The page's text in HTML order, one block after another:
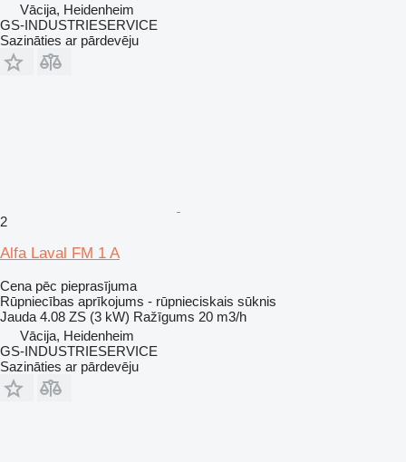
Vācija, Heidenheim
GS-INDUSTRIESERVICE
Sazināties ar pārdevēju
2
Alfa Laval FM 1 A
Cena pēc pieprasījuma
Rūpniecības aprīkojums - rūpnieciskais sūknis
Jauda 4.08 ZS (3 kW) Ražīgums 20 m3/h
Vācija, Heidenheim
GS-INDUSTRIESERVICE
Sazināties ar pārdevēju